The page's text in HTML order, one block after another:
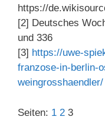
https://
[2] Deutsches
und 336
[3] https://uwe-
franzose-in-berlin-
weingrosshaendler/
Seiten: 1 2 3